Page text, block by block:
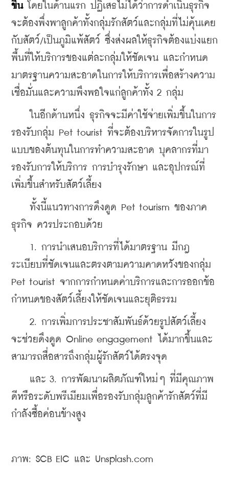
ขึ้น โดยในด้านแรก ปฏิเสธไม่ได้ว่าการดำเนินธุรกิจ
จะต้องพึ่งพาลูกค้าทั้งกลุ่มรักสัตว์และกลุ่มที่ไม่คุ้นเคย
กับสัตว์/เป็นภูมิแพ้สัตว์ ซึ่งส่งผลให้ธุรกิจต้องแบ่งแยก
พื้นที่ให้บริการของแต่ละกลุ่มให้ชัดเจน และกำหนด
มาตรฐานความสะอาดในการให้บริการเพื่อสร้างความ
เชื่อมั่นและความพึงพอใจแก่ลูกค้าทั้ง 2 กลุ่ม
ในอีกด้านหนึ่ง ธุรกิจจะมีค่าใช้จ่ายเพิ่มขึ้นในการ
รองรับกลุ่ม Pet tourist ที่จะต้องบริหารจัดการในรูป
แบบของต้นทุนในการทำความสะอาด บุคลากรที่มา
รองรับการให้บริการ การบำรุงรักษา และอุปกรณ์ที่
เพิ่มขึ้นสำหรับสัตว์เลี้ยง
ทั้งนี้แนวทางการดึงดูด Pet tourism ของภาค
ธุรกิจ ควรประกอบด้วย
1. การนำเสนอบริการที่ได้มาตรฐาน มีกฎ
ระเบียบที่ชัดเจนและตรงตามความคาดหวังของกลุ่ม
Pet tourist จากการกำหนดค่าบริการและการออกข้อ
กำหนดของสัตว์เลี้ยงให้ชัดเจนและยุติธรรม
2. การเพิ่มการประชาสัมพันธ์ด้วยรูปสัตว์เลี้ยง
จะช่วยดึงดูด Online engagement ได้มากขึ้นและ
สามารถสื่อสารถึงกลุ่มผู้รักสัตว์ได้ตรงจุด
และ 3. การพัฒนาผลิตภัณฑ์ใหม่ๆ ที่มีคุณภาพ
ดีหรือระดับพรีเมียมเพื่อรองรับกลุ่มลูกค้ารักสัตว์ที่มี
กำลังซื้อค่อนข้างสูง
ภาพ: SCB EIC และ Unsplash.com